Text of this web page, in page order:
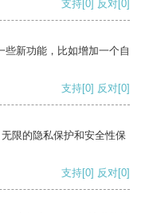
支持 [0] 反对 [0]
些新功能，比如增加一个自
支持[0] 反对[0]
限的隐私保护和安全性保
支持[0] 反对[0]